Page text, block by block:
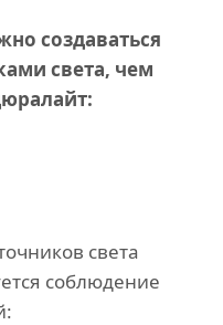
создаваться
света, чем
света
соблюдение